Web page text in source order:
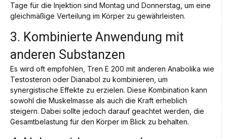
Tage für die Injektion sind Montag und Donnerstag, um eine
gleichmäßige Verteilung im Körper zu gewährleisten.
3. Kombinierte Anwendung mit
anderen Substanzen
Es wird oft empfohlen, Tren E 200 mit anderen Anabolika wie
Testosteron oder Dianabol zu kombinieren, um
synergistische Effekte zu erzielen. Diese Kombination kann
sowohl die Muskelmasse als auch die Kraft erheblich
steigern. Dabei sollte jedoch darauf geachtet werden, die
Gesamtbelastung für den Körper im Blick zu behalten.